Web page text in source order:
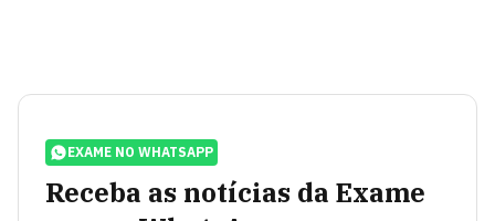
EXAME NO WHATSAPP
Receba as notícias da Exame